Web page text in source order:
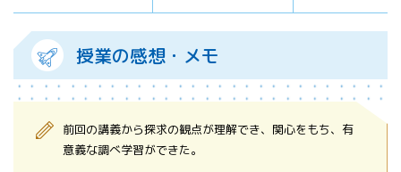
授業の感想・メモ
前回の講義から探求の観点が理解でき、関心をもち、有
意義な調べ学習ができた。